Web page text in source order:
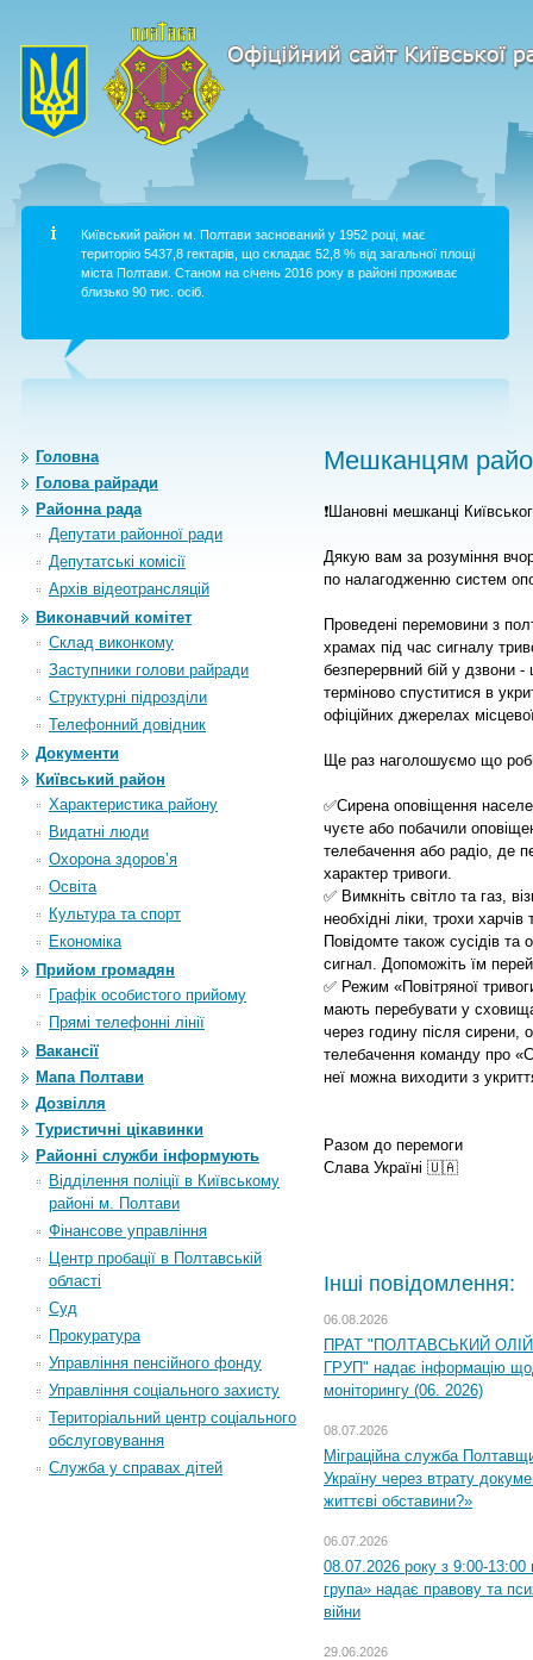
Київський район м. Полтави заснований у 1952 році, має
територію 5437,8 гектарів, що складає 52,8 % від загальної площі
міста Полтави. Станом на січень 2016 року в районі проживає
близько 90 тис. осіб.
Головна
Голова райради
Районна рада
Депутати районної ради
Депутатські комісії
Архiв вiдеотрансляцiй
Виконавчий комітет
Склад виконкому
Заступники голови райради
Структурні підрозділи
Телефонний довідник
Документи
Київський район
Характеристика району
Видатні люди
Охорона здоров’я
Освіта
Культура та спорт
Економіка
Прийом громадян
Графік особистого прийому
Прямі телефонні лінії
Вакансії
Мапа Полтави
Дозвілля
Туристичні цікавинки
Районні служби інформують
Відділення поліції в Київському
районі м. Полтави
Фінансове управління
Центр пробації в Полтавській
області
Суд
Прокуратура
Управління пенсійного фонду
Управління соціального захисту
Територіальний центр соціального
обслуговування
Служба у справах дітей
Мешканцям
❗Шановні мешканці
Дякую вам за розуміння
по налагодженню систем
Проведені перемовини з
храмах під час сигналу
безперервний бій у дзвони
терміново спуститися в
офіційних джерелах
Ще раз наголошуємо що
✅Сирена оповіщення
чуєте або побачили
телебачення або радіо, де
характер тривоги.
✅ Вимкніть світло та газ,
необхідні ліки, трохи
Повідомте також сусідів та
сигнал. Допоможіть їм
✅ Режим «Повітряної
мають перебувати у
через годину після сирени,
телебачення команду про
неї можна виходити з
Разом до перемоги
Слава Україні 🇺🇦
Інші повідомлення:
06.08.2026
ПРАТ "ПОЛТАВСЬКИЙ
ГРУП" надає інформацію
моніторингу (06. 2026)
08.07.2026
Міграційна служба
Україну через втрату
життєві обставини?»
06.07.2026
08.07.2026 року з 9:00-13:00
група» надає правову та
війни
29.06.2026